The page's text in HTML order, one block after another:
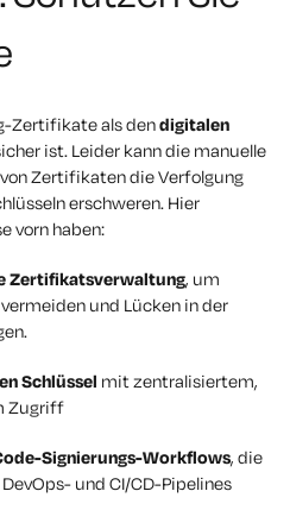
Zertifikate als dendigitalen
ist. Leider kann die manuelle
Zertifikaten die Verfolgung
erschweren. Hier
vorn haben:
Zertifikatsverwaltung, um
und Lücken in der
Schlüssel mit zentralisiertem,
Zugriff
Signierungs-Workflows, die
und CI/CD-Pipelines